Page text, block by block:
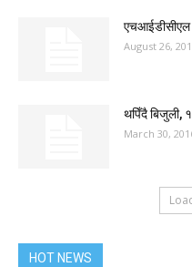
एचआईडीसीएल
August 26,
थपिँदै बिजुली,
March 30,
HOT NEWS